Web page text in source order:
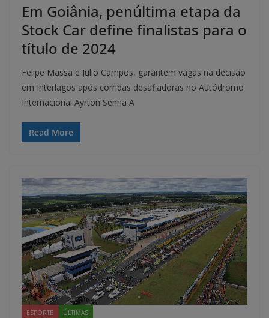
Em Goiânia, penúltima etapa da
Stock Car define finalistas para o
título de 2024
Felipe Massa e Julio Campos, garantem vagas na decisão
em Interlagos após corridas desafiadoras no Autódromo
Internacional Ayrton Senna A
Read More
ESPORTE ÚLTIMAS